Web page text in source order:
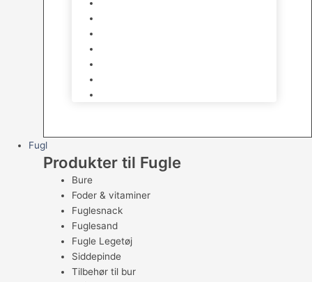
Fugl
Produkter til Fugle
Bure
Foder & vitaminer
Fuglesnack
Fuglesand
Fugle Legetøj
Siddepinde
Tilbehør til bur